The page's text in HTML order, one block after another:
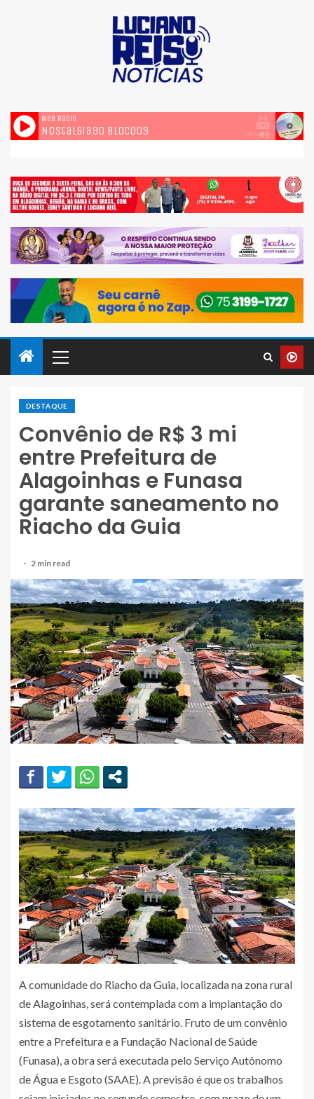
DESTAQUE
Convênio de R$ 3 mi
entre Prefeitura de
Alagoinhas e Funasa
garante saneamento no
Riacho da Guia
2 min read
A comunidade do Riacho da Guia, localizada na zona rural
de Alagoinhas, será contemplada com a implantação do
sistema de esgotamento sanitário. Fruto de um convênio
entre a Prefeitura e a Fundação Nacional de Saúde
(Funasa), a obra será executada pelo Serviço Autônomo
de Água e Esgoto (SAAE). A previsão é que os trabalhos